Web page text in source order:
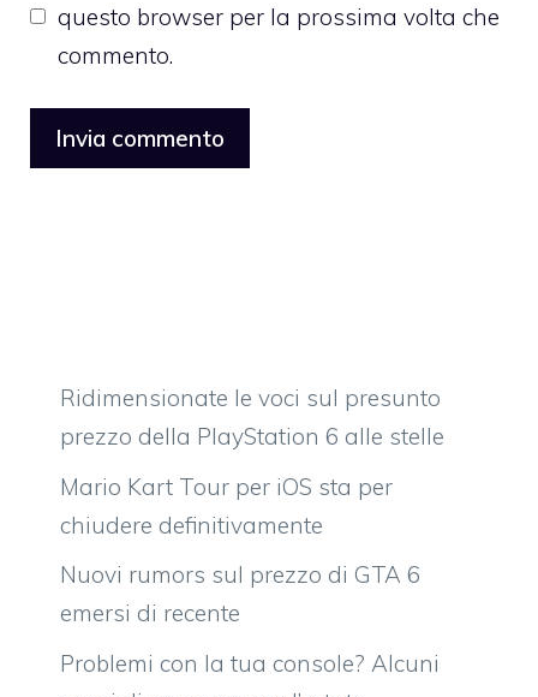
questo browser per la prossima volta che
commento.
Ridimensionate le voci sul presunto
prezzo della PlayStation 6 alle stelle
Mario Kart Tour per iOS sta per
chiudere definitivamente
Nuovi rumors sul prezzo di GTA 6
emersi di recente
Problemi con la tua console? Alcuni